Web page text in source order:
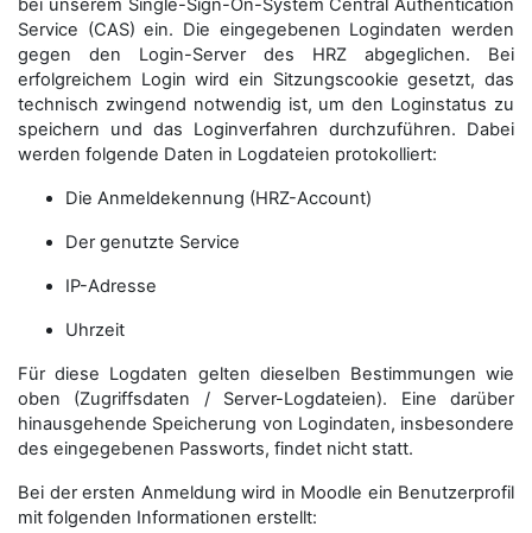
bei unserem Single-Sign-On-System Central Authentication
Service (CAS) ein. Die eingegebenen Logindaten werden
gegen den Login-Server des HRZ abgeglichen. Bei
erfolgreichem Login wird ein Sitzungscookie gesetzt, das
technisch zwingend notwendig ist, um den Loginstatus zu
speichern und das Loginverfahren durchzuführen. Dabei
werden folgende Daten in Logdateien protokolliert:
Die Anmeldekennung (HRZ-Account)
Der genutzte Service
IP-Adresse
Uhrzeit
Für diese Logdaten gelten dieselben Bestimmungen wie
oben (Zugriffsdaten / Server-Logdateien). Eine darüber
hinausgehende Speicherung von Logindaten, insbesondere
des eingegebenen Passworts, findet nicht statt.
Bei der ersten Anmeldung wird in Moodle ein Benutzerprofil
mit folgenden Informationen erstellt: